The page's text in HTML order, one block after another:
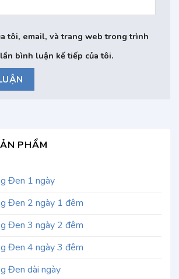
tôi, email, và trang web trong trình
bình luận kế tiếp của tôi.
PHẨM
Đen 1 ngày
Đen 2 ngày 1 đêm
Đen 3 ngày 2 đêm
Đen 4 ngày 3 đêm
Đen dài ngày